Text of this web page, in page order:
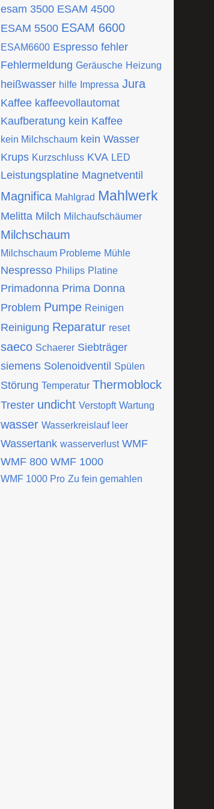
esam 3500 ESAM 4500
ESAM 5500 ESAM 6600
ESAM6600 Espresso fehler
Fehlermeldung Geräusche Heizung
heißwasser hilfe Impressa Jura
Kaffee kaffeevollautomat
Kaufberatung kein Kaffee
kein Milchschaum kein Wasser
Krups Kurzschluss KVA LED
Leistungsplatine Magnetventil
Magnifica Mahlgrad Mahlwerk
Melitta Milch Milchaufschäumer
Milchschaum
Milchschaum Probleme Mühle
Nespresso Philips Platine
Primadonna Prima Donna
Problem Pumpe Reinigen
Reinigung Reparatur reset
saeco Schaerer Siebträger
siemens Solenoidventil Spülen
Störung Temperatur Thermoblock
Trester undicht Verstopft Wartung
wasser Wasserkreislauf leer
Wassertank wasserverlust WMF
WMF 800 WMF 1000
WMF 1000 Pro Zu fein gemahlen